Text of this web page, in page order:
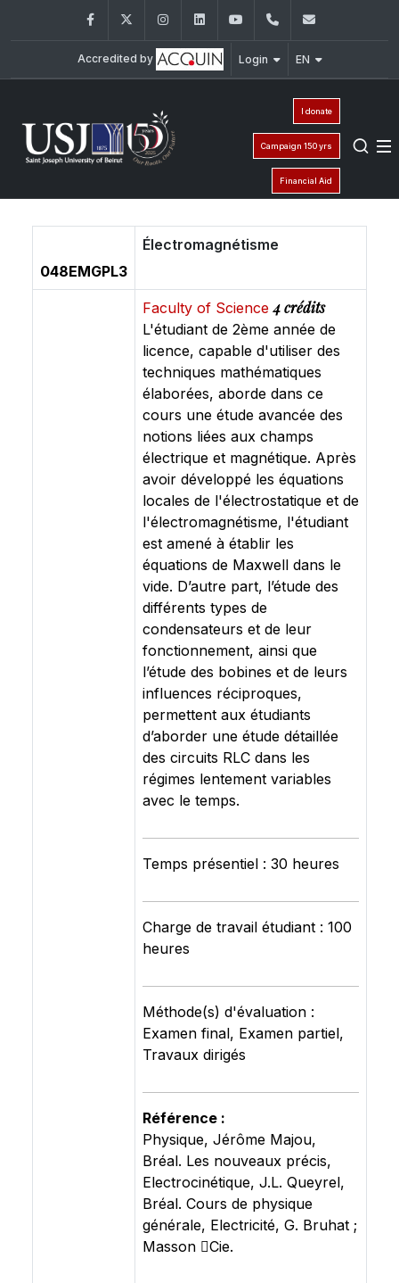
FacebookTwitter InstagramLinkedInYouTube+961 (1) 421 581
Accredited by Login EN
I donate
Campaign 150 yrs
Financial Aid
048EMGPL3
Électromagnétisme
Faculty of Science4 crédits
L'étudiant de 2ème année de
licence, capable d'utiliser des
techniques mathématiques
élaborées, aborde dans ce
cours une étude avancée des
notions liées aux champs
électrique et magnétique. Après
avoir développé les équations
locales de l'électrostatique et de
l'électromagnétisme, l'étudiant
est amené à établir les
équations de Maxwell dans le
vide. D’autre part, l’étude des
différents types de
condensateurs et de leur
fonctionnement, ainsi que
l’étude des bobines et de leurs
influences réciproques,
permettent aux étudiants
d’aborder une étude détaillée
des circuits RLC dans les
régimes lentement variables
avec le temps.
Temps présentiel : 30 heures
Charge de travail étudiant : 100
heures
Méthode(s) d'évaluation :
Examen final, Examen partiel,
Travaux dirigés
Référence :
Physique, Jérôme Majou,
Bréal. Les nouveaux précis,
Electrocinétique, J.L. Queyrel,
Bréal. Cours de physique
générale, Electricité, G. Bruhat ;
Masson Cie.